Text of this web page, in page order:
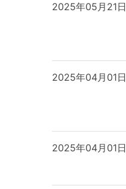
2025年05月21日
2025年04月01日
2025年04月01日